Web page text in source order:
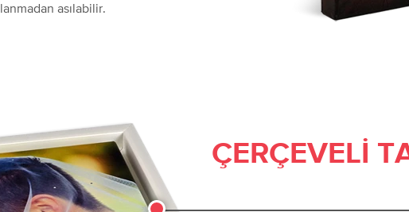
asılabilir.
ÇERÇEVELI